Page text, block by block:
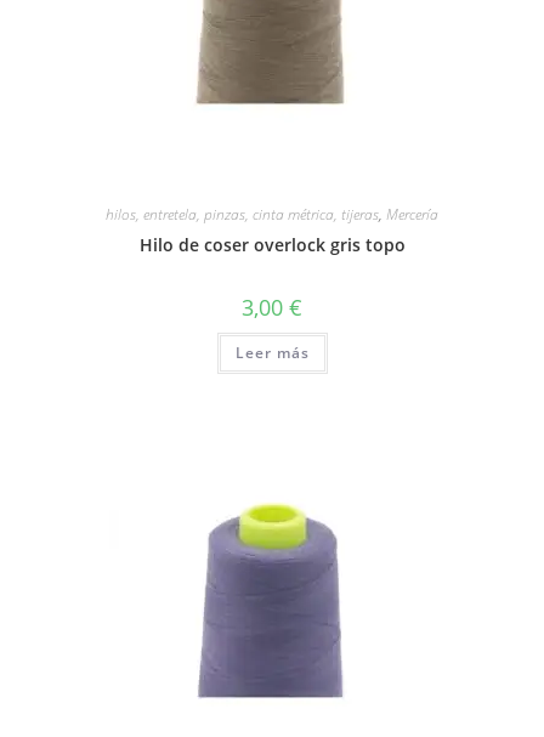
hilos, entretela, pinzas, cinta métrica, tijeras, Mercería
Hilo de coser overlock gris topo
3,00 €
Leer más